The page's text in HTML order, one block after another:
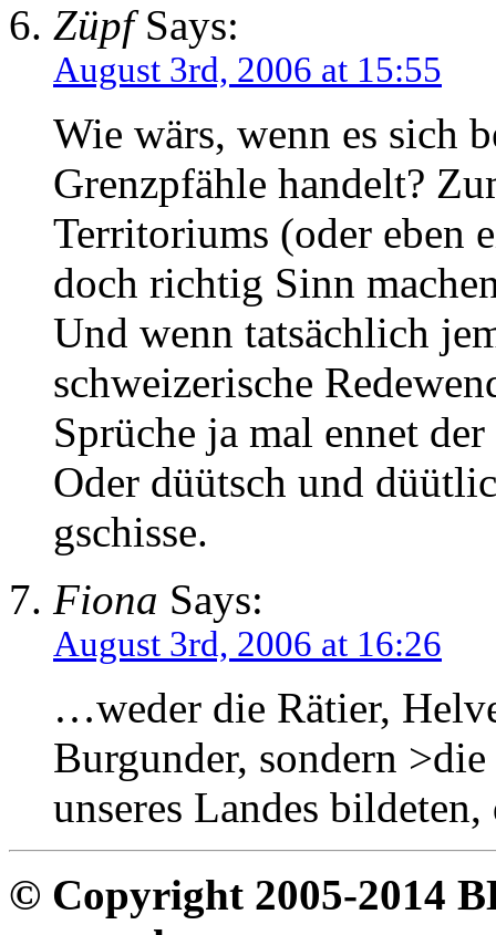
ZüpfSays:
August 3rd, 2006 at 15:55
Wie wärs, wenn es sich
Grenzpfähle handelt?
Territoriums (oder eben
doch richtig Sinn
Und wenn tatsächlich
schweizerische
Sprüche ja mal ennet
Oder düütsch und
gschisse.
Fiona Says:
August 3rd, 2006 at 16:26
…weder die Rätier,
Burgunder, sondern
unseres Landes
© Copyright 2005-2014